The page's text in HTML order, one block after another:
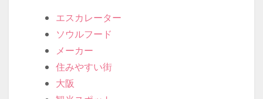
エスカレーター
ソウルフード
メーカー
住みやすい街
大阪